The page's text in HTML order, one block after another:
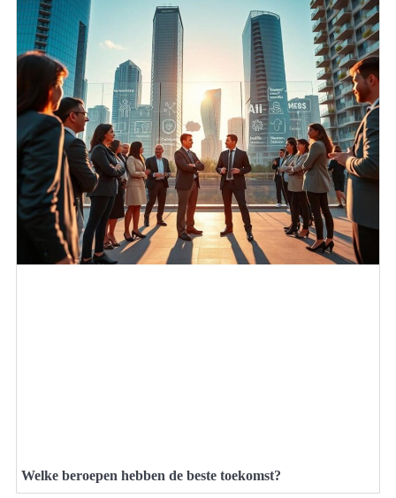
Welke beroepen hebben de beste toekomst?